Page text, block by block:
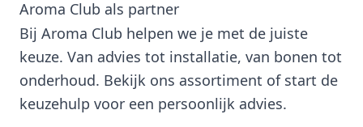
Aroma Club als partner
Bij Aroma Club helpen we je met de juiste
keuze. Van advies tot installatie, van bonen tot
onderhoud. Bekijk ons assortiment of start de
keuzehulp voor een persoonlijk advies.